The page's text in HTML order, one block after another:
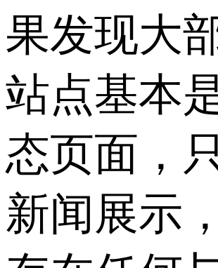
果发现大
站点基本
态页面，
新闻展示